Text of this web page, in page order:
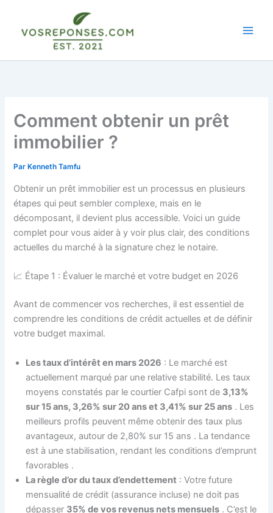
contenu
Comment obtenir un prêt
immobilier ?
Par Kenneth Tamfu
Obtenir un prêt immobilier est un processus en plusieurs
étapes qui peut sembler complexe, mais en le
décomposant, il devient plus accessible. Voici un guide
complet pour vous aider à y voir plus clair, des conditions
actuelles du marché à la signature chez le notaire.
📈 Étape 1 : Évaluer le marché et votre budget en 2026
Avant de commencer vos recherches, il est essentiel de
comprendre les conditions de crédit actuelles et de définir
votre budget maximal.
Les taux d’intérêt en mars 2026 : Le marché est
actuellement marqué par une relative stabilité. Les taux
moyens constatés par le courtier Cafpi sont de 3,13%
sur 15 ans, 3,26% sur 20 ans et 3,41% sur 25 ans . Les
meilleurs profils peuvent même obtenir des taux plus
avantageux, autour de 2,80% sur 15 ans . La tendance
est à une stabilisation, rendant les conditions d’emprunt
favorables .
La règle d’or du taux d’endettement : Votre future
mensualité de crédit (assurance incluse) ne doit pas
dépasser 35% de vos revenus nets mensuels . C’est le